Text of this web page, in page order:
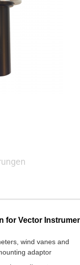
for Vector
wind vanes and
adaptor